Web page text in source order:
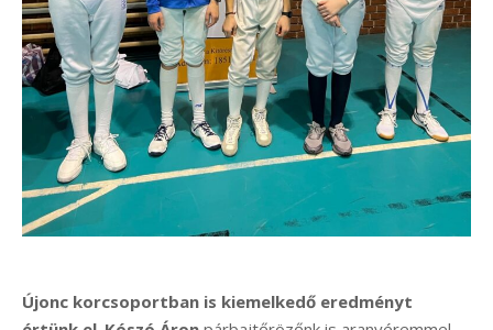
Újonc korcsoportban is kiemelkedő eredményt